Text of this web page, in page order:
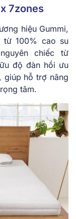
7zones
hiệu Gummi,
từ 100% cao su
chiếc từ
độ đàn hồi ưu
giúp hỗ trợ nâng
tâm.